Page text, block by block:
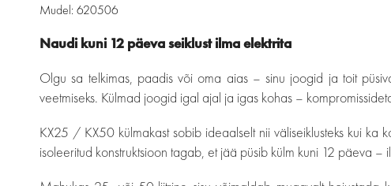
Mudel: 620506
Naudi kuni 12 päeva seiklust ilma elektrita
Olgu sa telkimas, paadis või oma aias – sinu joogid ja toit
veetmiseks. Külmad joogid igal ajal ja igas kohas –
KX25 / KX50 külmakast sobib ideaalselt nii väliseiklusteks kui ka
isoleeritud konstruktsioon tagab, et jää püsib külm kuni 12 päeva –